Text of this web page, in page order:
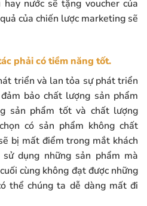
nước sẽ tặng voucher của
của chiến lược marketing sẽ
phải có tiềm năng tốt.
triển và lan tỏa sự phát triển
bảo chất lượng sản phẩm
sản phẩm tốt và chất lượng
có sản phẩm không chất
bị mất điểm trong mắt khách
dụng những sản phẩm mà
cùng không đạt được những
thể chúng ta dễ dàng mất đi